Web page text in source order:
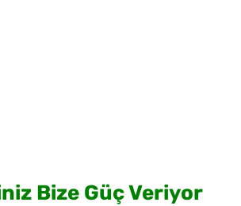
Bize Güç Veriyor